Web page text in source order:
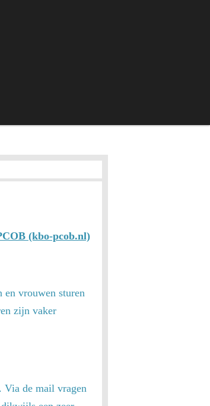
(kbo-pcob.nl)
en vrouwen sturen
zijn vaker
Via de mail vragen